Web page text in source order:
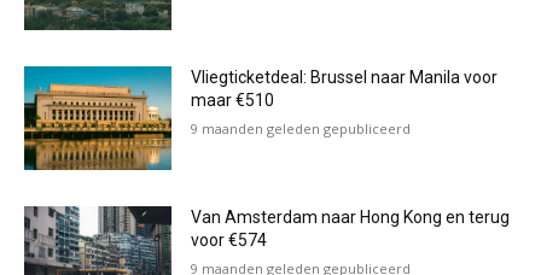
Vliegticketdeal: Brussel naar Manila voor
maar €510
9 maanden geleden gepubliceerd
Van Amsterdam naar Hong Kong en terug
voor €574
9 maanden geleden gepubliceerd